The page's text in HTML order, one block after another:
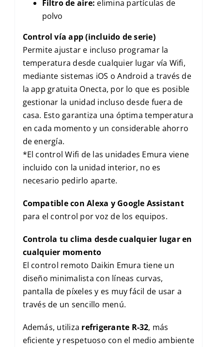
Filtro de aire: elimina partículas de
polvo
Control vía app (incluido de serie)
Permite ajustar e incluso programar la
temperatura desde cualquier lugar vía Wifi,
mediante sistemas iOS o Android a través de
la app gratuita Onecta, por lo que es posible
gestionar la unidad incluso desde fuera de
casa. Esto garantiza una óptima temperatura
en cada momento y un considerable ahorro
de energía.
*El control Wifi de las unidades Emura viene
incluido con la unidad interior, no es
necesario pedirlo aparte.
Compatible con Alexa y Google Assistant
para el control por voz de los equipos.
Controla tu clima desde cualquier lugar en
cualquier momento
El control remoto Daikin Emura tiene un
diseño minimalista con líneas curvas,
pantalla de píxeles y es muy fácil de usar a
través de un sencillo menú.
Además, utiliza refrigerante R-32, más
eficiente y respetuoso con el medio ambiente